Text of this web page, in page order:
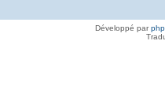
Développé par